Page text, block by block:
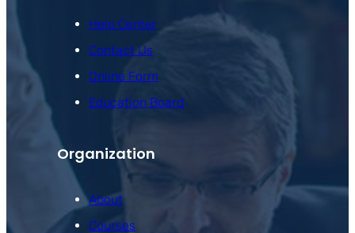
Help Center
Contact Us
Online Form
Education Board
Organization
About
Courses